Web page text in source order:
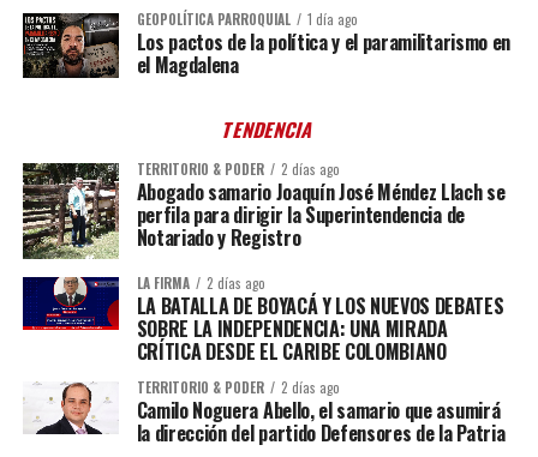
GEOPOLÍTICA PARROQUIAL 1 día ago
Los pactos de la política y el paramilitarismo en
el Magdalena
TENDENCIA
TERRITORIO & PODER 2 días ago
Abogado samario Joaquín José Méndez Llach se
perfila para dirigir la Superintendencia de
Notariado y Registro
LA FIRMA 2 días ago
LA BATALLA DE BOYACÁ Y LOS NUEVOS DEBATES
SOBRE LA INDEPENDENCIA: UNA MIRADA
CRÍTICA DESDE EL CARIBE COLOMBIANO
TERRITORIO & PODER 2 días ago
Camilo Noguera Abello, el samario que asumirá
la dirección del partido Defensores de la Patria